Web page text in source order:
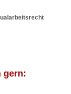
gern: